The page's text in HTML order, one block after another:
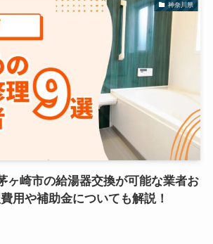
神奈川県
ヶ崎市の給湯器交換が可能な業者お
用や補助金についても解説！